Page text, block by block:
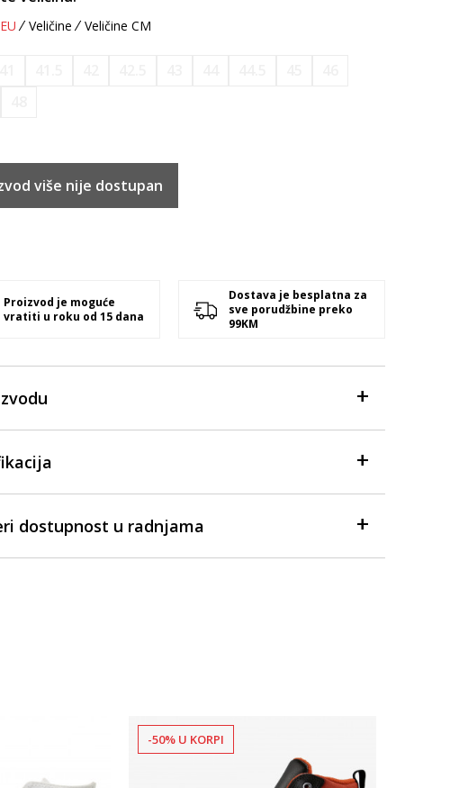
Veličine Veličine CM
više nije dostupan
Proizvod je moguće
vratiti u roku od 15 dana
Dostava je besplatna za
sve porudžbine preko
99KM
dostupnost u radnjama
-50% U KORPI